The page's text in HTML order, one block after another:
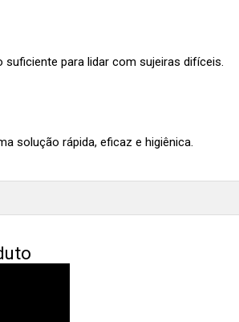
para lidar com sujeiras difíceis.
solução rápida, eficaz e higiênica.